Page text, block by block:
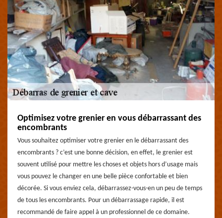
Optimisez votre grenier en vous débarrassant des
encombrants
Vous souhaitez optimiser votre grenier en le débarrassant des
encombrants ? c’est une bonne décision, en effet, le grenier est
souvent utilisé pour mettre les choses et objets hors d’usage mais
vous pouvez le changer en une belle pièce confortable et bien
décorée. Si vous enviez cela, débarrassez-vous-en un peu de temps
de tous les encombrants. Pour un débarrassage rapide, il est
recommandé de faire appel à un professionnel de ce domaine.